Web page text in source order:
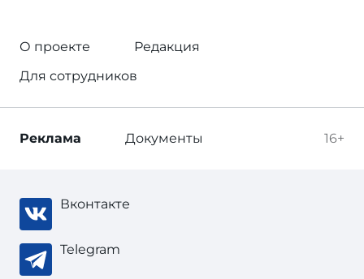
О проекте
Редакция
Для сотрудников
16+
Реклама Документы
Вконтакте
Telegram